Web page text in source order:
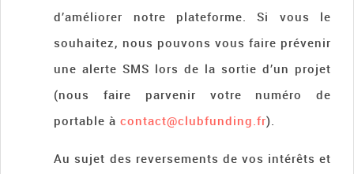
d’améliorer notre plateforme. Si vous le
souhaitez, nous pouvons vous faire prévenir
une alerte SMS lors de la sortie d’un projet
(nous faire parvenir votre numéro de
portable àcontact@clubfunding.fr).
Au sujet des reversements de vos intérêts et